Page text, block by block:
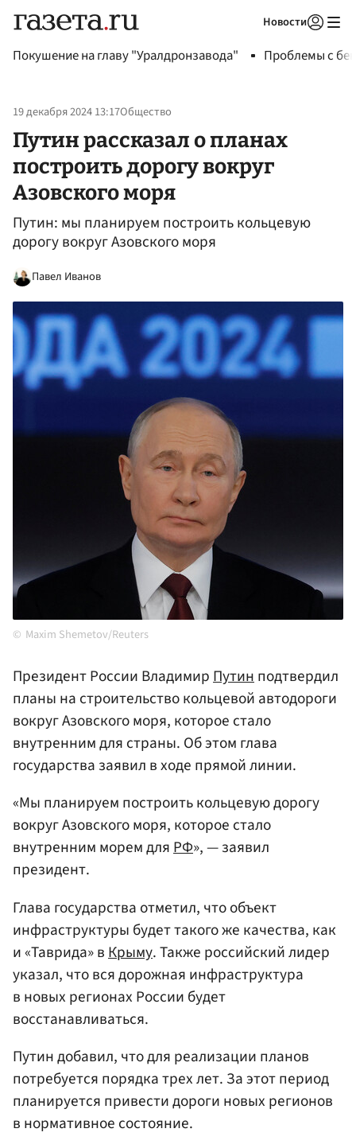
Новости
Покушение на главу "Уралдронзавода" Проблемы с
19 декабря 2024 13:17Общество
Путин рассказал о планах
построить дорогу вокруг
Азовского моря
Путин: мы планируем построить кольцевую
дорогу вокруг Азовского моря
Павел Иванов
Maxim Shemetov/Reuters
Президент России ВладимирПутинподтвердил
планы на строительство кольцевой автодороги
вокруг Азовского моря, которое стало
внутренним для страны. Об этом глава
государства заявил в ходе прямой линии.
«Мы планируем построить кольцевую дорогу
вокруг Азовского моря, которое стало
внутренним морем дляРФ», — заявил
президент.
Глава государства отметил, что объект
инфраструктуры будет такого же качества, как
и «Таврида» в Крыму. Также российский лидер
указал, что вся дорожная инфраструктура
в новых регионах России будет
восстанавливаться.
Путин добавил, что для реализации планов
потребуется порядка трех лет. За этот период
планируется привести дороги новых регионов
в нормативное состояние.